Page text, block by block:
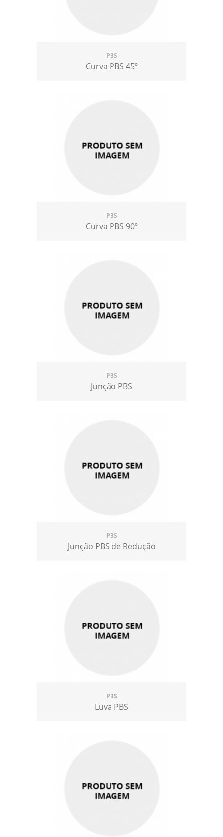
PBS
Curva PBS 45º
PBS
Curva PBS 90º
PBS
Junção PBS
PBS
Junção PBS de Redução
PBS
Luva PBS